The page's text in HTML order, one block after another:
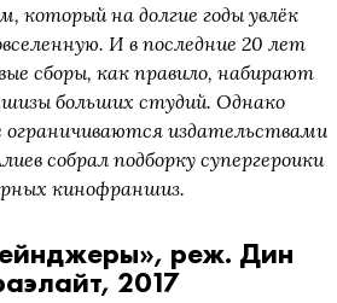
на долгие годы увлёк
И в последние 20 лет
сборы, как правило, набирают
больших студий. Однако
ограничиваются издательствами
собрал подборку супергероики
кинофраншиз.
реж. Дин
2017